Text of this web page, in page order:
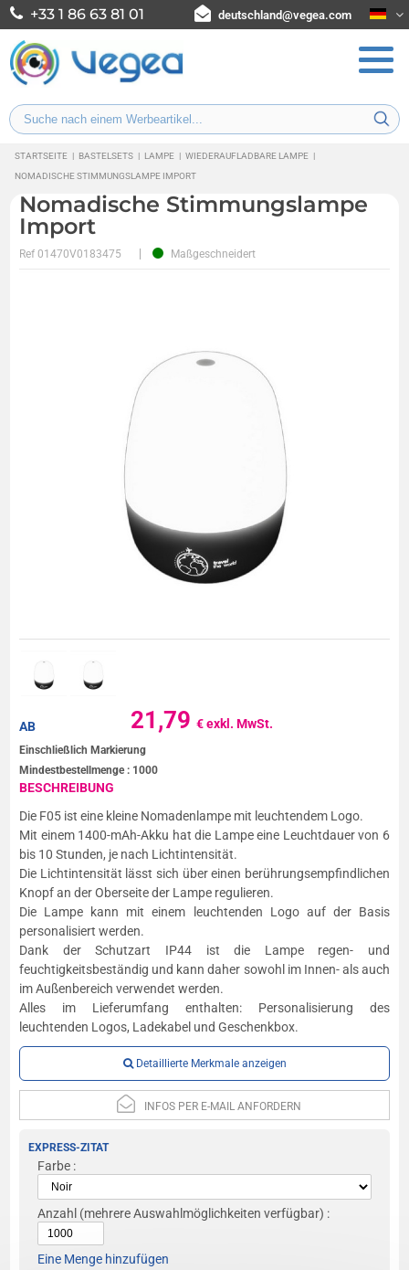
+33 1 86 63 81 01 deutschland@vegea.com
STARTSEITE | BASTELSETS | LAMPE | WIEDERAUFLADBARE LAMPE |
NOMADISCHE STIMMUNGSLAMPE IMPORT
Nomadische Stimmungslampe
Import
Ref01470V0183475 Maßgeschneidert
21,79€ exkl. MwSt.
AB
Einschließlich Markierung
Mindestbestellmenge : 1000
BESCHREIBUNG
Die F05 ist eine kleine Nomadenlampe mit leuchtendem Logo.
Mit einem 1400-mAh-Akku hat die Lampe eine Leuchtdauer von 6
bis 10 Stunden, je nach Lichtintensität.
Die Lichtintensität lässt sich über einen berührungsempfindlichen
Knopf an der Oberseite der Lampe regulieren.
Die Lampe kann mit einem leuchtenden Logo auf der Basis
personalisiert werden.
Dank der Schutzart IP44 ist die Lampe regen- und
feuchtigkeitsbeständig und kann daher sowohl im Innen- als auch
im Außenbereich verwendet werden.
Alles im Lieferumfang enthalten: Personalisierung des
leuchtenden Logos, Ladekabel und Geschenkbox.
Detaillierte Merkmale anzeigen
INFOS PER E-MAIL ANFORDERN
EXPRESS-ZITAT
Farbe :
Anzahl (mehrere Auswahlmöglichkeiten verfügbar) :
Eine Menge hinzufügen